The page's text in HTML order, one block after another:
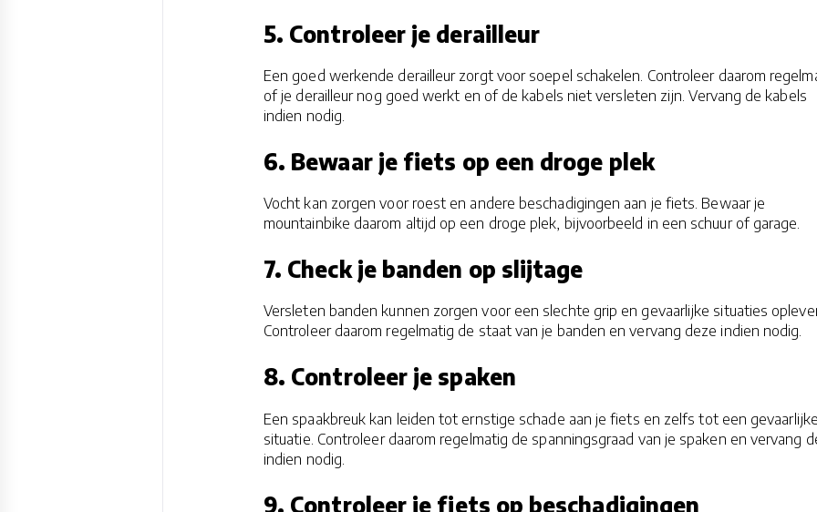
5. Controleer je derailleur
Een goed werkende derailleur zorgt voor soepel schakelen. Controleer daarom
of je derailleur nog goed werkt en of de kabels niet versleten zijn. Vervang de kabels
indien nodig.
6. Bewaar je fiets op een droge plek
Vocht kan zorgen voor roest en andere beschadigingen aan je fiets. Bewaar je
mountainbike daarom altijd op een droge plek, bijvoorbeeld in een schuur of garage.
7. Check je banden op slijtage
Versleten banden kunnen zorgen voor een slechte grip en gevaarlijke situaties
Controleer daarom regelmatig de staat van je banden en vervang deze indien nodig.
8. Controleer je spaken
Een spaakbreuk kan leiden tot ernstige schade aan je fiets en zelfs tot een
situatie. Controleer daarom regelmatig de spanningsgraad van je spaken en vervang
indien nodig.
9. Controleer je fiets op beschadigingen